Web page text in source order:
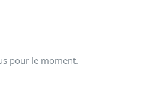
pour le moment.